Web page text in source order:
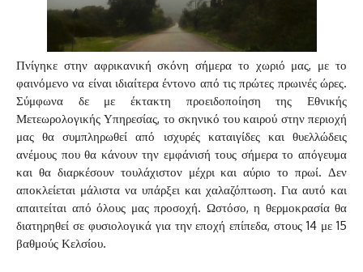
Πνίγηκε στην αφρικανική σκόνη σήμερα το χωριό μας, με το
φαινόμενο να είναι ιδιαίτερα έντονο από τις πρώτες πρωινές ώρες.
Σύμφωνα δε με έκτακτη προειδοποίηση της Εθνικής
Μετεωρολογικής Υπηρεσίας, το σκηνικό του καιρού στην περιοχή
μας θα συμπληρωθεί από ισχυρές καταιγίδες και θυελλώδεις
ανέμους που θα κάνουν την εμφάνισή τους σήμερα το απόγευμα
και θα διαρκέσουν τουλάχιστον μέχρι και αύριο το πρωί. Δεν
αποκλείεται μάλιστα να υπάρξει και χαλαζόπτωση. Για αυτό και
απαιτείται από όλους μας προσοχή. Ωστόσο, η θερμοκρασία θα
διατηρηθεί σε φυσιολογικά για την εποχή επίπεδα, στους 14 με 15
βαθμούς Κελσίου.